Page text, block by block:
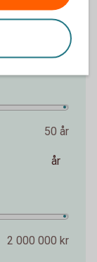
30 000 kr
kr
50 år
år
2 000 000 kr